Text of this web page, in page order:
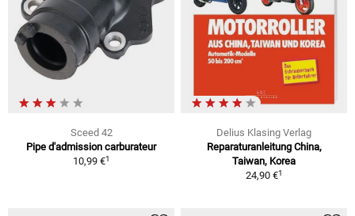
Sceed 42
Pipe d'admission carburateur
10,99 €1
Delius Klasing Verlag
Reparaturanleitung China,
Taiwan, Korea
24,90 €1